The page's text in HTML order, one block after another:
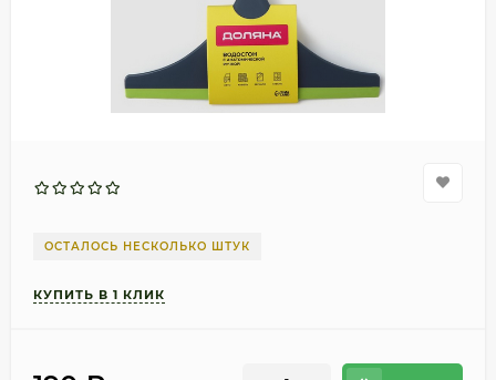
ОСТАЛОСЬ НЕСКОЛЬКО ШТУК